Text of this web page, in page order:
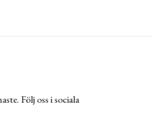
Följ oss i sociala